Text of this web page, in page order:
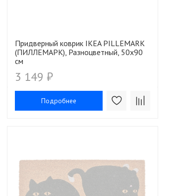
Придверный коврик IKEA PILLEMARK
(ПИЛЛЕМАРК), Разноцветный, 50x90
см
3 149 ₽
Подробнее